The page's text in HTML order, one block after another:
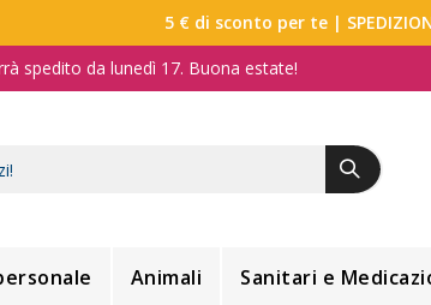
5 € di sconto per te |
spedito da lunedì 17. Buona estate!
Animali Sanitari e